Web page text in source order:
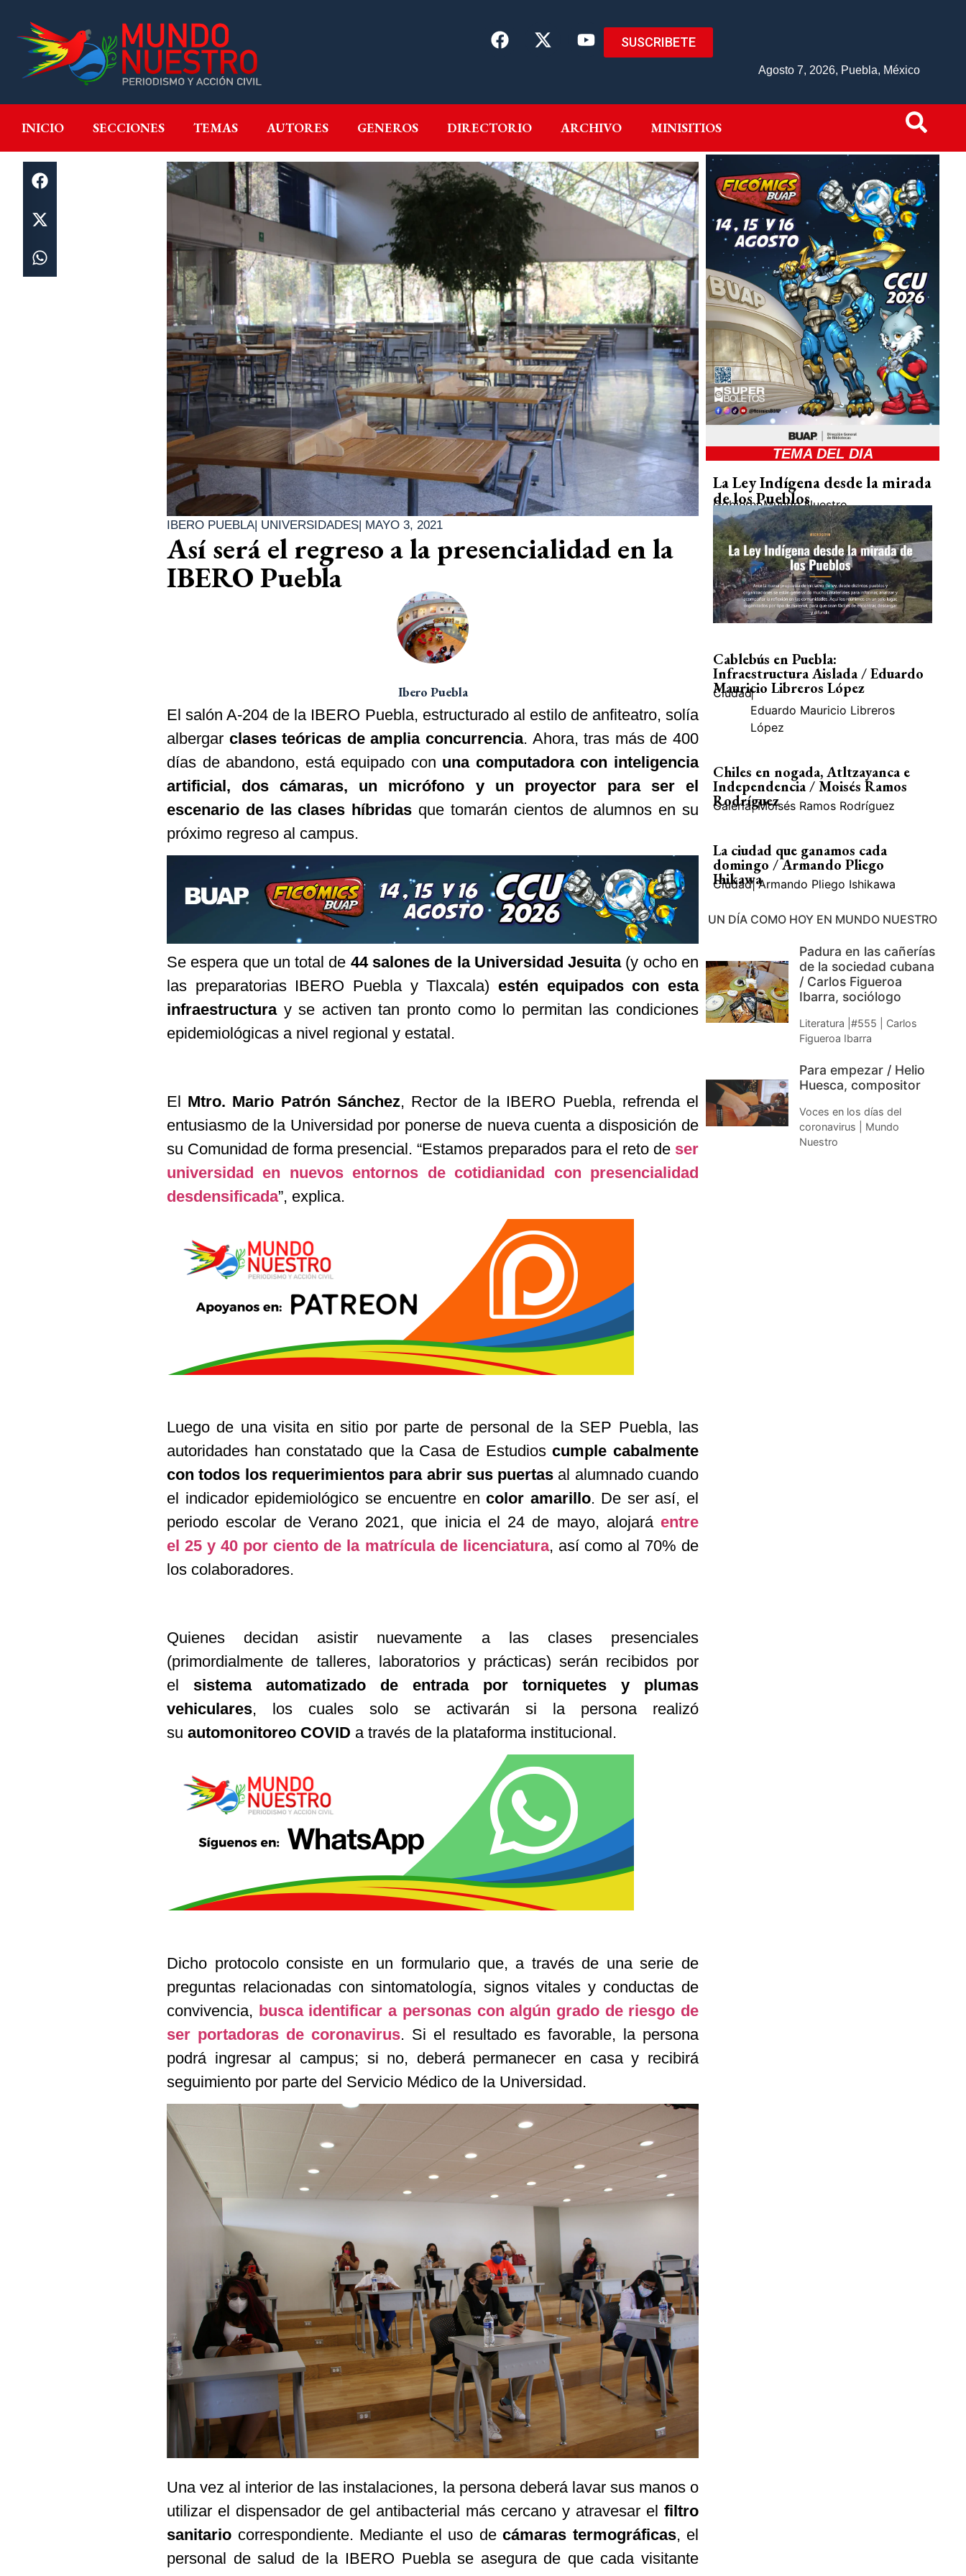
SUSCRIBETE
Agosto 7, 2026, Puebla, México
INICIO SECCIONES TEMAS AUTORES GENEROS DIRECTORIO ARCHIVO MINISITIOS
INICIO SECCIONES GENEROS DIRECTORIO ARCHIVO MINISITIOS
IBERO PUEBLA| UNIVERSIDADES| MAYO 3, 2021
Así será el regreso a la presencialidad en la
IBERO Puebla
Ibero Puebla
El salón A-204 de la IBERO Puebla, estructurado al estilo de anfiteatro, solía
albergar clases teóricas de amplia concurrencia. Ahora, tras más de 400
días de abandono, está equipado con una computadora con inteligencia
artificial, dos cámaras, un micrófono y un proyector para ser el
escenario de las clases híbridas que tomarán cientos de alumnos en su
próximo regreso al campus.
Se espera que un total de 44 salones de la Universidad Jesuita(y ocho en
las preparatorias IBERO Puebla y Tlaxcala) estén equipados con esta
infraestructuray se activen tan pronto como lo permitan las condiciones
epidemiológicas a nivel regional y estatal.
El Mtro. Mario Patrón Sánchez, Rector de la IBERO Puebla, refrenda el
entusiasmo de la Universidad por ponerse de nueva cuenta a disposición de
su Comunidad de forma presencial. “Estamos preparados para el reto de ser
universidad en nuevos entornos de cotidianidad con presencialidad
desdensificada”, explica.
Luego de una visita en sitio por parte de personal de la SEP Puebla, las
autoridades han constatado que la Casa de Estudioscumple cabalmente
con todos los requerimientos para abrir sus puertas al alumnado cuando
el indicador epidemiológico se encuentre encolor amarillo. De ser así, el
periodo escolar de Verano 2021, que inicia el 24 de mayo, alojará entre
el 25 y 40 por ciento de la matrícula de licenciatura, así como al 70% de
los colaboradores.
Quienes decidan asistir nuevamente a las clases presenciales
(primordialmente de talleres, laboratorios y prácticas) serán recibidos por
el sistema automatizado de entrada por torniquetes y plumas
vehiculares, los cuales solo se activarán si la persona realizó
su automonitoreo COVID a través de la plataforma institucional.
Dicho protocolo consiste en un formulario que, a través de una serie de
preguntas relacionadas con sintomatología, signos vitales y conductas de
convivencia, busca identificar a personas con algún grado de riesgo de
ser portadoras de coronavirus. Si el resultado es favorable, la persona
podrá ingresar al campus; si no, deberá permanecer en casa y recibirá
seguimiento por parte del Servicio Médico de la Universidad.
Una vez al interior de las instalaciones, la persona deberá lavar sus manos o
utilizar el dispensador de gel antibacterial más cercano y atravesar el filtro
sanitario correspondiente. Mediante el uso de cámaras termográficas, el
personal de salud de la IBERO Puebla se asegura de que cada visitante
TEMA DEL DIA
La Ley Indígena desde la mirada
de los Pueblos
GobiernoMundo Nuestro
Cablebús en Puebla:
Infraestructura Aislada / Eduardo
Mauricio Libreros López
Ciudad|
Eduardo Mauricio Libreros
López
Chiles en nogada, Atltzayanca e
Independencia / Moisés Ramos
Rodríguez
Galería| Moisés Ramos Rodríguez
La ciudad que ganamos cada
domingo / Armando Pliego
Ihikawa
Ciudad| Armando Pliego Ishikawa
UN DÍA COMO HOY EN MUNDO NUESTRO
Padura en las cañerías
de la sociedad cubana
/ Carlos Figueroa
Ibarra, sociólogo
Literatura |#555 | Carlos
Figueroa Ibarra
Para empezar / Helio
Huesca, compositor
Voces en los días del
coronavirus | Mundo
Nuestro